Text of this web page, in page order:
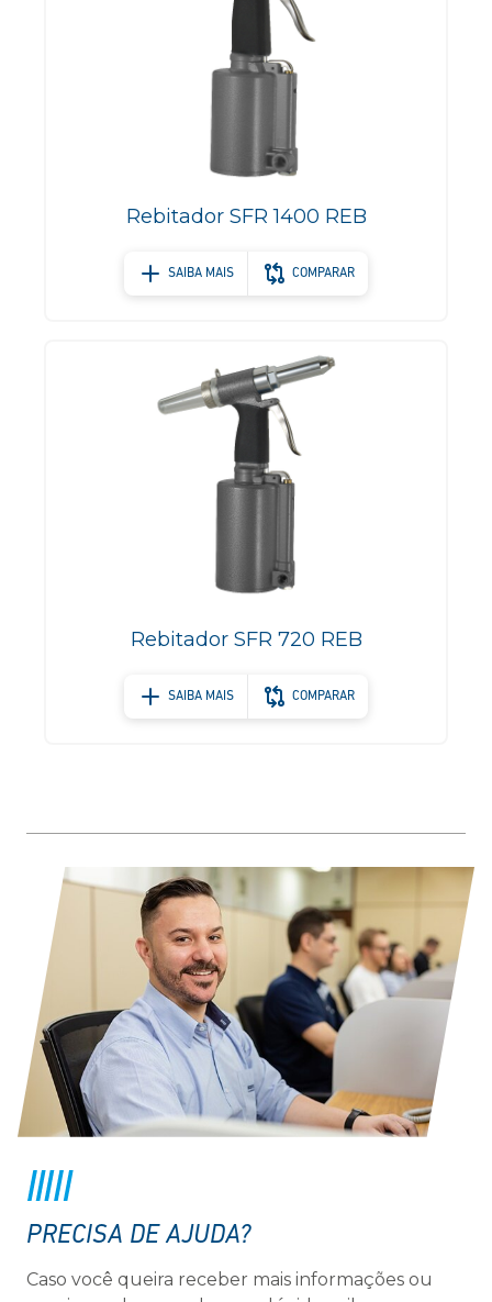
Rebitador SFR 1400 REB
SAIBA MAIS COMPARAR
Rebitador SFR 720 REB
SAIBA MAIS COMPARAR
PRECISA DE AJUDA?
Caso você queira receber mais informações ou